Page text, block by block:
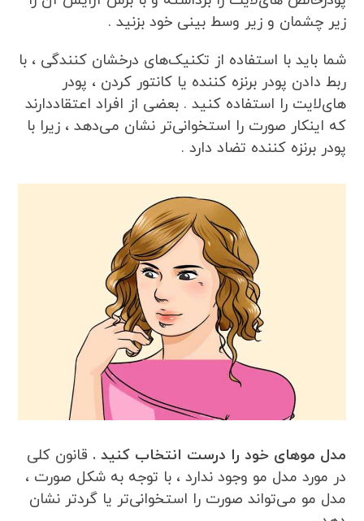
زیر چشمان و زیر وسط بینی خود بزنید .
شما باید با استفاده از تکنیک‌های درخشان کنندگی ، با
ربط دادن پودر برنزه کننده یا کانتور کردن ، پودر
های‌لایت را استفاده کنید . بعضی از افراد اعتقاددارند
که اینکار صورت را استخوانی‌تر نشان می‌دهد ، زیرا با
پودر برنزه کننده تضاد دارد .
مدل موهای خود را درست انتخاب کنید . قانون کلی
در مورد مدل مو وجود ندارد ، با توجه به شکل صورت ،
مدل مو می‌تواند صورت را استخوانی‌تر یا گردتر نشان